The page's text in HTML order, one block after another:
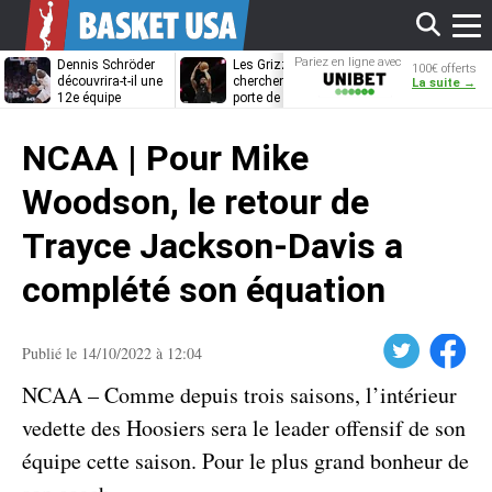
Dennis Schröder
découvrira-t-il une
12e équipe
Les Grizzlies
cherchent déjà une
porte de sortie
Dwane Casey
bientôt coach
Pariez en ligne avec
Unibet
100€ offerts
La suite →
NCAA | Pour Mike
Woodson, le retour de
Trayce Jackson-Davis a
complété son équation
Publié le 14/10/2022 à 12:04 Facebook
NCAA – Comme depuis trois saisons, l’intérieur
vedette des Hoosiers sera le leader offensif de son
équipe cette saison. Pour le plus grand bonheur de